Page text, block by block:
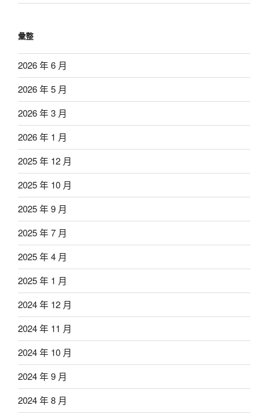
彙整
2026 年 6 月
2026 年 5 月
2026 年 3 月
2026 年 1 月
2025 年 12 月
2025 年 10 月
2025 年 9 月
2025 年 7 月
2025 年 4 月
2025 年 1 月
2024 年 12 月
2024 年 11 月
2024 年 10 月
2024 年 9 月
2024 年 8 月